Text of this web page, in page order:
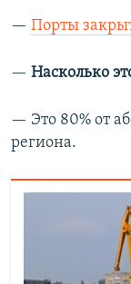
— Порты
—​ Насколько
— Это 80% от
региона.